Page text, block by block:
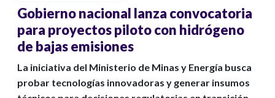
Gobierno nacional lanza convocatoria
para proyectos piloto con hidrógeno
de bajas emisiones
La iniciativa del Ministerio de Minas y Energía busca
probar tecnologías innovadoras y generar insumos